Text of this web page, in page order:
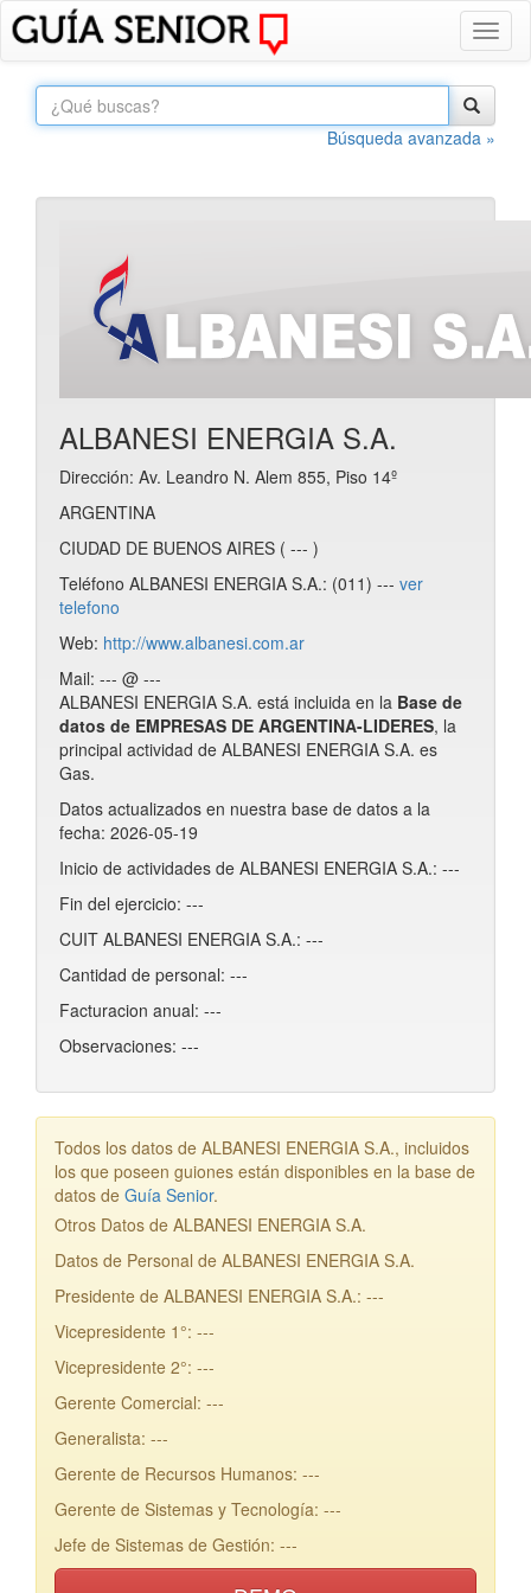
Búsqueda avanzada »
ALBANESI ENERGIA S.A.
Dirección: Av. Leandro N. Alem 855, Piso 14º
ARGENTINA
CIUDAD DE BUENOS AIRES ( --- )
Teléfono ALBANESI ENERGIA S.A.: (011) --- ver
telefono
Web: http://www.albanesi.com.ar
Mail: --- @ ---
ALBANESI ENERGIA S.A. está incluida en la Base de
datos de EMPRESAS DE ARGENTINA-LIDERES, la
principal actividad de ALBANESI ENERGIA S.A. es
Gas.
Datos actualizados en nuestra base de datos a la
fecha: 2026-05-19
Inicio de actividades de ALBANESI ENERGIA S.A.: ---
Fin del ejercicio: ---
CUIT ALBANESI ENERGIA S.A.: ---
Cantidad de personal: ---
Facturacion anual: ---
Observaciones: ---
Todos los datos de ALBANESI ENERGIA S.A., incluidos
los que poseen guiones están disponibles en la base de
datos de Guía Senior.
Otros Datos de ALBANESI ENERGIA S.A.
Datos de Personal de ALBANESI ENERGIA S.A.
Presidente de ALBANESI ENERGIA S.A.: ---
Vicepresidente 1°: ---
Vicepresidente 2°: ---
Gerente Comercial: ---
Generalista: ---
Gerente de Recursos Humanos: ---
Gerente de Sistemas y Tecnología: ---
Jefe de Sistemas de Gestión: ---